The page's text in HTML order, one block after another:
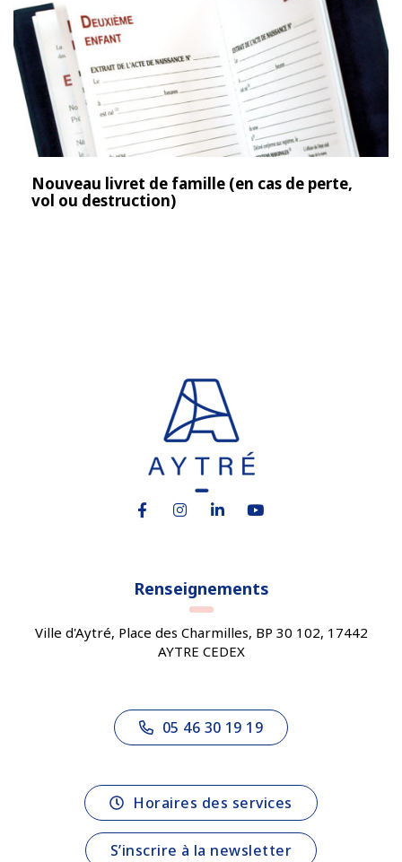
Nouveau livret de famille (en cas de perte,
vol ou destruction)
Lien vers le compte Facebook
Lien vers le compte Instagram
Lien vers le compte Linkedin
Lien vers la chaîne
Renseignements
Ville d'Aytré, Place des Charmilles, BP 30 102, 17442
AYTRE CEDEX
05 46 30 19 19
Horaires des services
S’inscrire à la newsletter